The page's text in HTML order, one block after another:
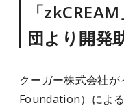
「
団より開発
クーガー株式会社
Foundation）によ